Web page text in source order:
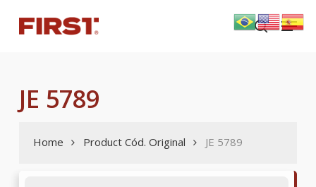
main
search
Menu
JE 5789
Home Product Cód. Original JE 5789